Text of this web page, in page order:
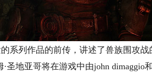
系列作品的前传，讲述了兽族围攻战
地亚哥将在游戏中由john dimaggio